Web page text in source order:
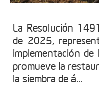
La Resolución
de 2025,
implementación
promueve la
la siembra de á...